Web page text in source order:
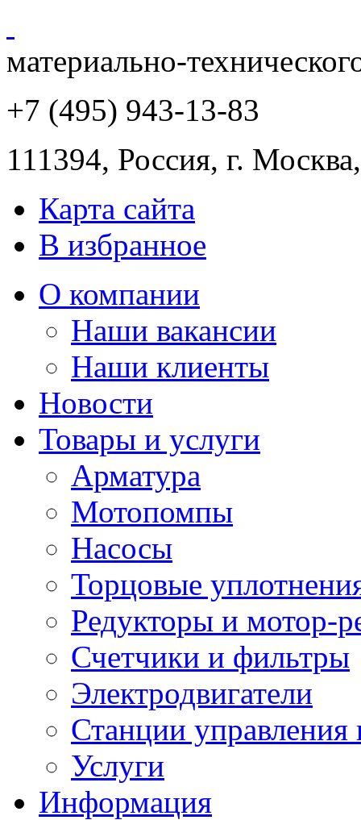
материально-
+7 (495) 943-13-83
111394, Россия, г. Москва
Карта сайта
В избранное
О компании
Наши вакансии
Наши клиенты
Новости
Товары и услуги
Арматура
Мотопомпы
Насосы
Торцовые
Редукторы и мотор-
Счетчики и фильтры
Электродвигатели
Станции управления
Услуги
Информация